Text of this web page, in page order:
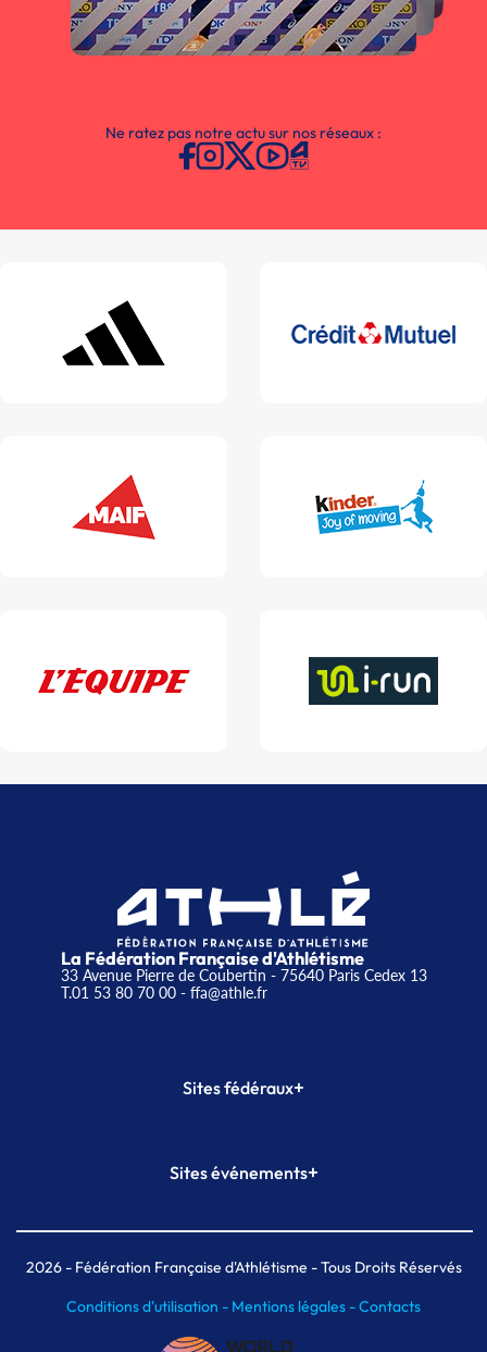
Ne ratez pas notre actu sur nos réseaux :
La Fédération Française d'Athlétisme
33 Avenue Pierre de Coubertin - 75640 Paris Cedex 13
T.01 53 80 70 00- ffa@athle.fr
Sites fédéraux+
Plateforme Formation
Sites événements+
Meeting de Paris indoor
MAIF Ekiden de Paris
2026- Fédération Française d'Athlétisme - Tous Droits Réservés
Conditions d'utilisation - Mentions légales -Contacts